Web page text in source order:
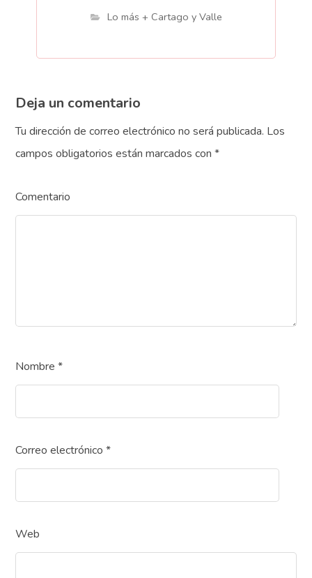
Lo más + Cartago y Valle
Deja un comentario
Tu dirección de correo electrónico no será publicada. Los
campos obligatorios están marcados con*
Comentario
Nombre*
Correo electrónico*
Web